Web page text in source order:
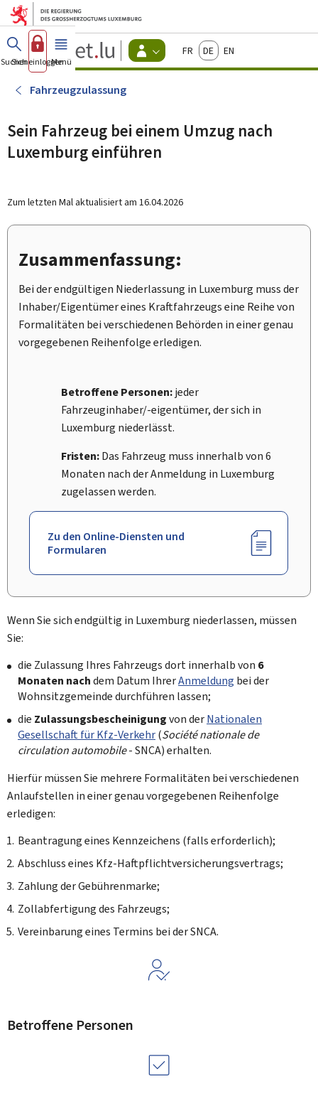
Zum Hauptmenü
Zum Inhalt
Guichet.lu
Changer
d'espace
actif
FrançaisDeutschEnglish
Suchen
Sich einloggen
Menü Haupt-
Fahrzeugzulassung
Sein Fahrzeug bei einem Umzug nach
Luxemburg einführen
Zum letzten Mal aktualisiert am 16.04.2026
Zusammenfassung:
Bei der endgültigen Niederlassung in Luxemburg muss der
Inhaber/Eigentümer eines Kraftfahrzeugs eine Reihe von
Formalitäten bei verschiedenen Behörden in einer genau
vorgegebenen Reihenfolge erledigen.
Betroffene Personen:jeder
Fahrzeuginhaber/-eigentümer, der sich in
Luxemburg niederlässt.
Fristen:Das Fahrzeug muss innerhalb von 6
Monaten nach der Anmeldung in Luxemburg
zugelassen werden.
Zu den Online-Diensten und
Formularen
Wenn Sie sich endgültig in Luxemburg niederlassen, müssen
Sie:
die Zulassung Ihres Fahrzeugs dort innerhalb von 6
Monaten nachdem Datum IhrerAnmeldung bei der
Wohnsitzgemeinde durchführen lassen;
die Zulassungsbescheinigungvon derNationalen
Gesellschaft für Kfz-Verkehr(Société nationale de
circulation automobile- SNCA) erhalten.
Hierfür müssen Sie mehrere Formalitäten bei verschiedenen
Anlaufstellen in einer genau vorgegebenen Reihenfolge
erledigen:
Beantragung eines Kennzeichens (falls erforderlich);
Abschluss eines Kfz-Haftpflichtversicherungsvertrags;
Zahlung der Gebührenmarke;
Zollabfertigung des Fahrzeugs;
Vereinbarung eines Termins bei der SNCA.
Betroffene Personen